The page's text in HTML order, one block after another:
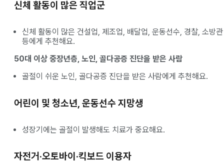
신체 활동이 많은 직업군
신체 활동이 많은 건설업, 제조업, 배달업, 운동선수, 경찰, 소방관
등에게 추천해요.
50대 이상 중장년층, 노인, 골다공증 진단을 받은 사람
골절이 쉬운 노인, 골다공증 진단을 받은 사람에게 추천해요.
어린이 및 청소년, 운동선수 지망생
성장기에는 골절이 발생해도 치료가 중요해요.
자전거·오토바이·킥보드 이용자